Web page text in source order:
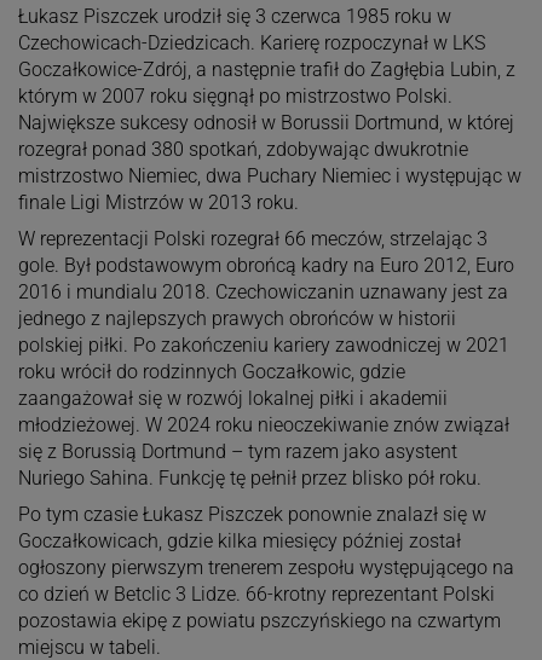
Łukasz Piszczek urodził się 3 czerwca 1985 roku w
Czechowicach-Dziedzicach. Karierę rozpoczynał w LKS
Goczałkowice-Zdrój, a następnie trafił do Zagłębia Lubin, z
którym w 2007 roku sięgnął po mistrzostwo Polski.
Największe sukcesy odnosił w Borussii Dortmund, w której
rozegrał ponad 380 spotkań, zdobywając dwukrotnie
mistrzostwo Niemiec, dwa Puchary Niemiec i występując w
finale Ligi Mistrzów w 2013 roku.
W reprezentacji Polski rozegrał 66 meczów, strzelając 3
gole. Był podstawowym obrońcą kadry na Euro 2012, Euro
2016 i mundialu 2018. Czechowiczanin uznawany jest za
jednego z najlepszych prawych obrońców w historii
polskiej piłki. Po zakończeniu kariery zawodniczej w 2021
roku wrócił do rodzinnych Goczałkowic, gdzie
zaangażował się w rozwój lokalnej piłki i akademii
młodzieżowej. W 2024 roku nieoczekiwanie znów związał
się z Borussią Dortmund – tym razem jako asystent
Nuriego Sahina. Funkcję tę pełnił przez blisko pół roku.
Po tym czasie Łukasz Piszczek ponownie znalazł się w
Goczałkowicach, gdzie kilka miesięcy później został
ogłoszony pierwszym trenerem zespołu występującego na
co dzień w Betclic 3 Lidze. 66-krotny reprezentant Polski
pozostawia ekipę z powiatu pszczyńskiego na czwartym
miejscu w tabeli.